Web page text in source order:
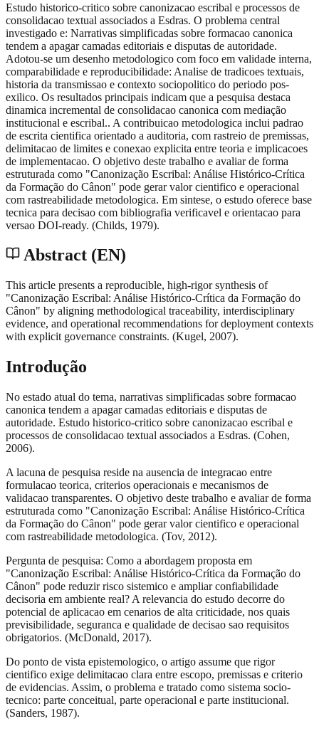
Estudo historico-critico sobre canonizacao escribal e processos de
consolidacao textual associados a Esdras. O problema central
investigado e: Narrativas simplificadas sobre formacao canonica
tendem a apagar camadas editoriais e disputas de autoridade.
Adotou-se um desenho metodologico com foco em validade interna,
comparabilidade e reproducibilidade: Analise de tradicoes textuais,
historia da transmissao e contexto sociopolitico do periodo pos-
exilico. Os resultados principais indicam que a pesquisa destaca
dinamica incremental de consolidacao canonica com mediação
institucional e escribal.. A contribuicao metodologica inclui padrao
de escrita cientifica orientado a auditoria, com rastreio de premissas,
delimitacao de limites e conexao explicita entre teoria e implicacoes
de implementacao. O objetivo deste trabalho e avaliar de forma
estruturada como "Canonização Escribal: Análise Histórico-Crítica
da Formação do Cânon" pode gerar valor cientifico e operacional
com rastreabilidade metodologica. Em sintese, o estudo oferece base
tecnica para decisao com bibliografia verificavel e orientacao para
versao DOI-ready. (Childs, 1979).
Abstract (EN)
This article presents a reproducible, high-rigor synthesis of
"Canonização Escribal: Análise Histórico-Crítica da Formação do
Cânon" by aligning methodological traceability, interdisciplinary
evidence, and operational recommendations for deployment contexts
with explicit governance constraints. (Kugel, 2007).
Introdução
No estado atual do tema, narrativas simplificadas sobre formacao
canonica tendem a apagar camadas editoriais e disputas de
autoridade. Estudo historico-critico sobre canonizacao escribal e
processos de consolidacao textual associados a Esdras. (Cohen,
2006).
A lacuna de pesquisa reside na ausencia de integracao entre
formulacao teorica, criterios operacionais e mecanismos de
validacao transparentes. O objetivo deste trabalho e avaliar de forma
estruturada como "Canonização Escribal: Análise Histórico-Crítica
da Formação do Cânon" pode gerar valor cientifico e operacional
com rastreabilidade metodologica. (Tov, 2012).
Pergunta de pesquisa: Como a abordagem proposta em
"Canonização Escribal: Análise Histórico-Crítica da Formação do
Cânon" pode reduzir risco sistemico e ampliar confiabilidade
decisoria em ambiente real? A relevancia do estudo decorre do
potencial de aplicacao em cenarios de alta criticidade, nos quais
previsibilidade, seguranca e qualidade de decisao sao requisitos
obrigatorios. (McDonald, 2017).
Do ponto de vista epistemologico, o artigo assume que rigor
cientifico exige delimitacao clara entre escopo, premissas e criterio
de evidencias. Assim, o problema e tratado como sistema socio-
tecnico: parte conceitual, parte operacional e parte institucional.
(Sanders, 1987).